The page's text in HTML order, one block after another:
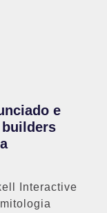
e
Interactive